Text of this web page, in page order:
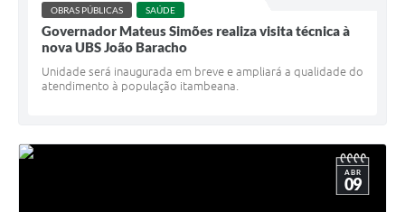
OBRAS PÚBLICAS SAÚDE
Governador Mateus Simões realiza visita técnica à
nova UBS João Baracho
Unidade será inaugurada em breve e ampliará a qualidade do
atendimento à população itambeana.
ABR
09